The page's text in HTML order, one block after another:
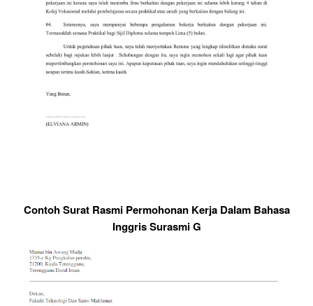
Contoh Surat Rasmi Permohonan Kerja Dalam Bahasa
Inggris Surasmi G